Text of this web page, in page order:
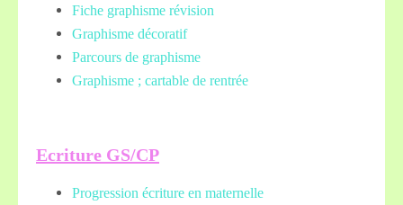
Fiche graphisme révision
Graphisme décoratif
Parcours de graphisme
Graphisme ; cartable de rentrée
Ecriture GS/CP
Progression écriture en maternelle